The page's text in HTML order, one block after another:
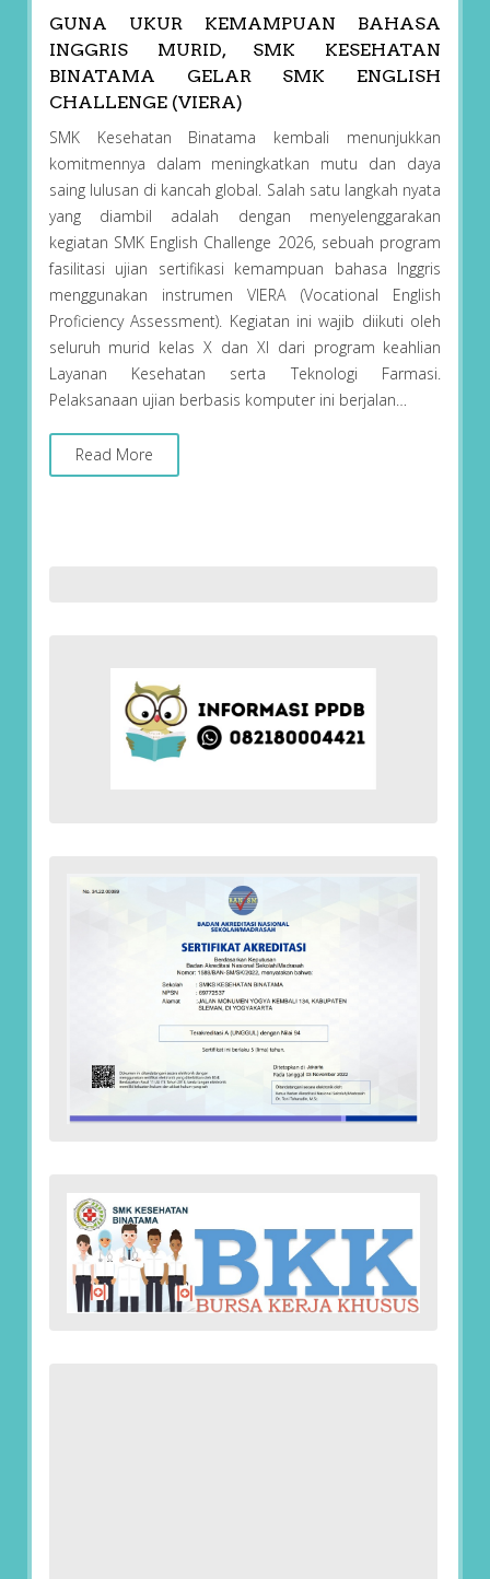
GUNA UKUR KEMAMPUAN BAHASA
INGGRIS MURID, SMK KESEHATAN
BINATAMA GELAR SMK ENGLISH
CHALLENGE (VIERA)
SMK Kesehatan Binatama kembali menunjukkan
komitmennya dalam meningkatkan mutu dan daya
saing lulusan di kancah global. Salah satu langkah nyata
yang diambil adalah dengan menyelenggarakan
kegiatan SMK English Challenge 2026, sebuah program
fasilitasi ujian sertifikasi kemampuan bahasa Inggris
menggunakan instrumen VIERA (Vocational English
Proficiency Assessment). Kegiatan ini wajib diikuti oleh
seluruh murid kelas X dan XI dari program keahlian
Layanan Kesehatan serta Teknologi Farmasi.
Pelaksanaan ujian berbasis komputer ini berjalan…
Read More